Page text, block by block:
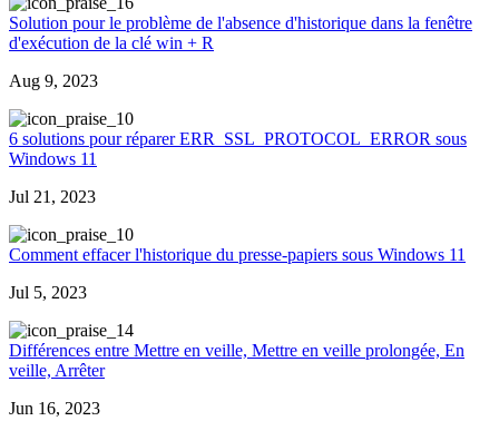
Solution pour le problème de l'absence d'historique dans la fenêtre
d'exécution de la clé win + R
Aug 9, 2023
0
6 solutions pour réparer ERR_SSL_PROTOCOL_ERROR sous
Windows 11
Jul 21, 2023
0
Comment effacer l'historique du presse-papiers sous Windows 11
Jul 5, 2023
4
Différences entre Mettre en veille, Mettre en veille prolongée, En
veille, Arrêter
Jun 16, 2023